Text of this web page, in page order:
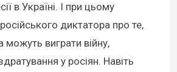
в Україні. І при цьому
диктатора про те,
можуть виграти війну,
у росіян. Навіть